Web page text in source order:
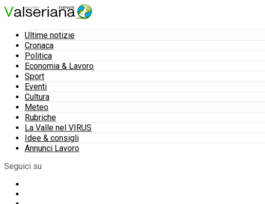
Ultime notizie
Cronaca
Politica
Economia & Lavoro
Sport
Eventi
Cultura
Meteo
Rubriche
La Valle nel VIRUS
Idee & consigli
Annunci Lavoro
Seguici su